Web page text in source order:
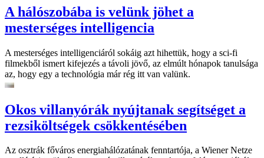
A hálószobába is velünk jöhet a
mesterséges intelligencia
A mesterséges intelligenciáról sokáig azt hihettük, hogy a sci-fi
filmekből ismert kifejezés a távoli jövő, az elmúlt hónapok tanulsága
az, hogy egy a technológia már rég itt van valünk.
Okos villanyórák nyújtanak segítséget a
rezsiköltségek csökkentésében
Az osztrák főváros energiahálózatának fenntartója, a Wiener Netze